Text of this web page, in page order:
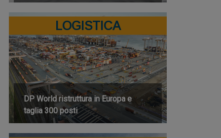
LOGISTICA
DP World ristruttura in Europa e
taglia 300 posti